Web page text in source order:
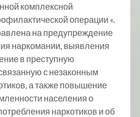
комплексной
операции «.
на предупреждение
наркомании, выявления
в преступную
с незаконным
а также повышение
населения о
наркотиков и об